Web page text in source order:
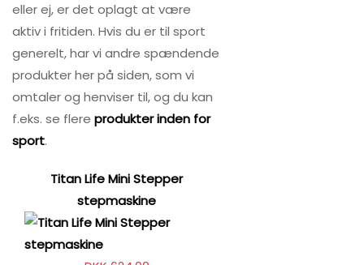
eller ej, er det oplagt at være
aktiv i fritiden. Hvis du er til sport
generelt, har vi andre spændende
produkter her på siden, som vi
omtaler og henviser til, og du kan
f.eks. se flere produkter inden for
sport.
Titan Life Mini Stepper
stepmaskine